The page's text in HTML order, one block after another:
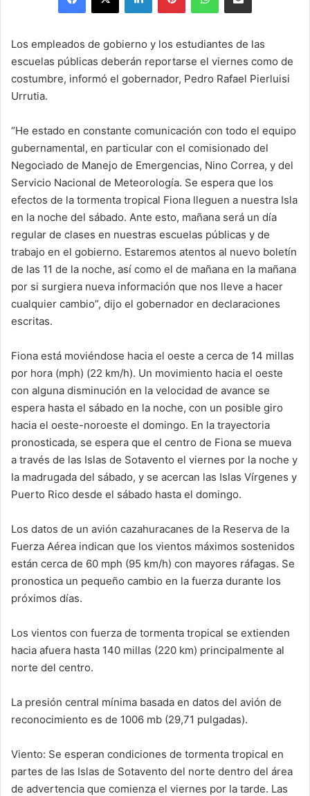
Los empleados de gobierno y los estudiantes de las
escuelas públicas deberán reportarse el viernes como de
costumbre, informó el gobernador, Pedro Rafael Pierluisi
Urrutia.
“He estado en constante comunicación con todo el equipo
gubernamental, en particular con el comisionado del
Negociado de Manejo de Emergencias, Nino Correa, y del
Servicio Nacional de Meteorología. Se espera que los
efectos de la tormenta tropical Fiona lleguen a nuestra Isla
en la noche del sábado. Ante esto, mañana será un día
regular de clases en nuestras escuelas públicas y de
trabajo en el gobierno. Estaremos atentos al nuevo boletín
de las 11 de la noche, así como el de mañana en la mañana
por si surgiera nueva información que nos lleve a hacer
cualquier cambio”, dijo el gobernador en declaraciones
escritas.
Fiona está moviéndose hacia el oeste a cerca de 14 millas
por hora (mph) (22 km/h). Un movimiento hacia el oeste
con alguna disminución en la velocidad de avance se
espera hasta el sábado en la noche, con un posible giro
hacia el oeste-noroeste el domingo. En la trayectoria
pronosticada, se espera que el centro de Fiona se mueva
a través de las Islas de Sotavento el viernes por la noche y
la madrugada del sábado, y se acercan las Islas Vírgenes y
Puerto Rico desde el sábado hasta el domingo.
Los datos de un avión cazahuracanes de la Reserva de la
Fuerza Aérea indican que los vientos máximos sostenidos
están cerca de 60 mph (95 km/h) con mayores ráfagas. Se
pronostica un pequeño cambio en la fuerza durante los
próximos días.
Los vientos con fuerza de tormenta tropical se extienden
hacia afuera hasta 140 millas (220 km) principalmente al
norte del centro.
La presión central mínima basada en datos del avión de
reconocimiento es de 1006 mb (29,71 pulgadas).
Viento: Se esperan condiciones de tormenta tropical en
partes de las Islas de Sotavento del norte dentro del área
de advertencia que comienza el viernes por la tarde. Las